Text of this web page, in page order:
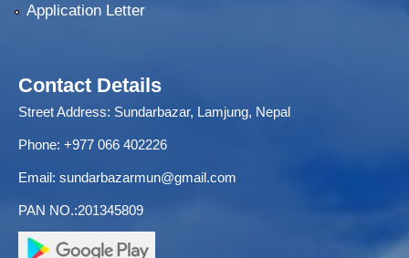
Application Letter
Contact Details
Street Address: Sundarbazar, Lamjung, Nepal
Phone: +977 066 402226
Email: sundarbazarmun@gmail.com
PAN NO.:201345809